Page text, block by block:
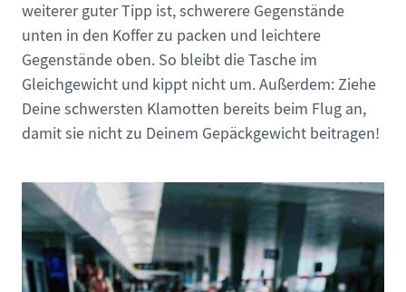
weiterer guter Tipp ist, schwerere Gegenstände
unten in den Koffer zu packen und leichtere
Gegenstände oben. So bleibt die Tasche im
Gleichgewicht und kippt nicht um. Außerdem: Ziehe
Deine schwersten Klamotten bereits beim Flug an,
damit sie nicht zu Deinem Gepäckgewicht beitragen!